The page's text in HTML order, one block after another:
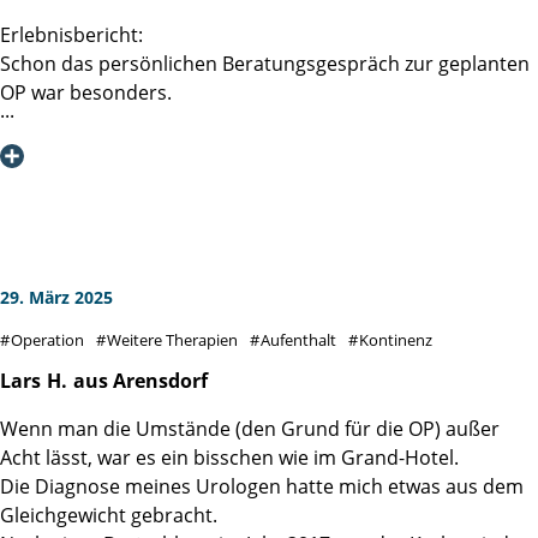
Erlebnisbericht:
Schon das persönlichen Beratungsgespräch zur geplanten
OP war besonders.
Frau Prof. Dr. D. Tilki wusste bestens, über meine im
Vorfeld eingereichten Befunde (Biopsie,
von mir präferierte Operationsmethode stehen. Das
vertrauensvoll, es wurde aber auch gescherzt und gelacht.
Herzlichen Dank hierfür.
Nach dieser Beratung blickte ich voll Zuversicht und mit
noch mehr Vertrauen auf die anstehende OP.
Damit war aber auch die Erwartungshaltung an den
29. März 2025
Operation Weitere Therapien Aufenthalt Kontinenz
Lars H. aus Arensdorf
Wenn man die Umstände (den Grund für die OP) außer
Acht lässt, war es ein bisschen wie im Grand-Hotel.
Die Diagnose meines Urologen hatte mich etwas aus dem
Gleichgewicht gebracht.